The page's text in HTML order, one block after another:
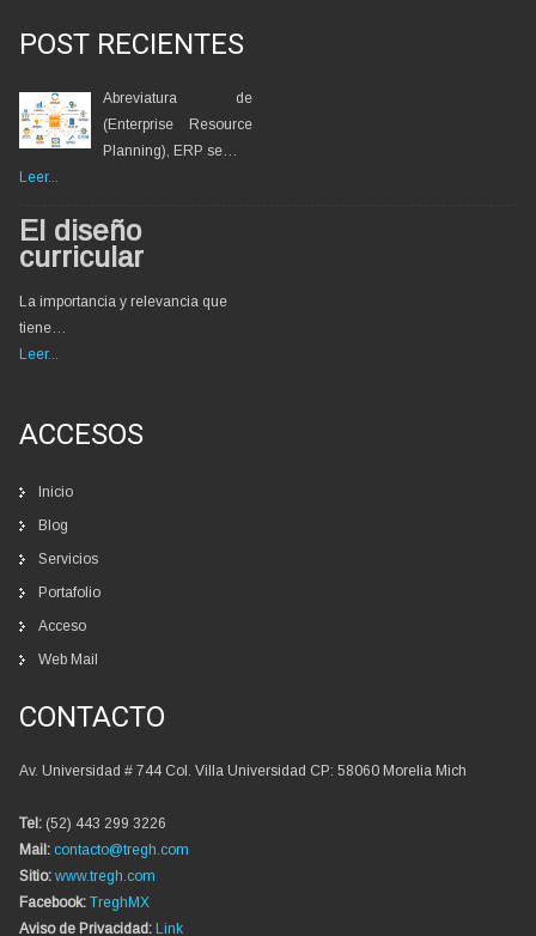
POST RECIENTES
Abreviatura de
(Enterprise Resource
Planning), ERP se…
Leer...
El diseño
curricular
La importancia y relevancia que
tiene…
Leer...
ACCESOS
Inicio
Blog
Servicios
Portafolio
Acceso
Web Mail
CONTACTO
Av. Universidad # 744 Col. Villa Universidad CP: 58060 Morelia Mich
Tel:(52) 443 299 3226
Mail: contacto@tregh.com
Sitio: www.tregh.com
Facebook: TreghMX
Aviso de Privacidad: Link